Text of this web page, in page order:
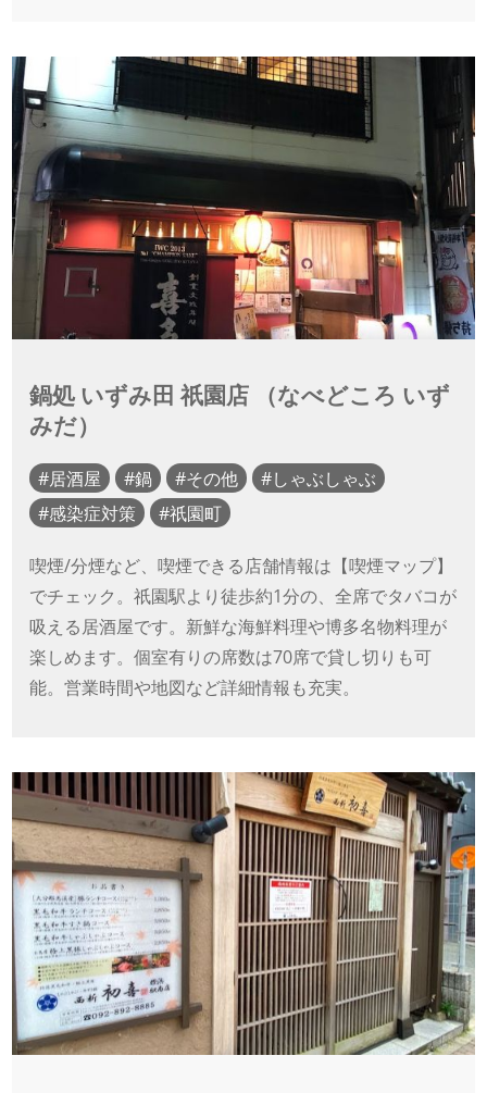
鍋処 いずみ田 祇園店 （なべどころ いず
みだ）
居酒屋 鍋 その他
しゃぶしゃぶ
感染症対策
祇園町
喫煙/分煙など、喫煙できる店舗情報は【喫煙マップ】
でチェック。祇園駅より徒歩約1分の、全席でタバコが
吸える居酒屋です。新鮮な海鮮料理や博多名物料理が
楽しめます。個室有りの席数は70席で貸し切りも可
能。営業時間や地図など詳細情報も充実。